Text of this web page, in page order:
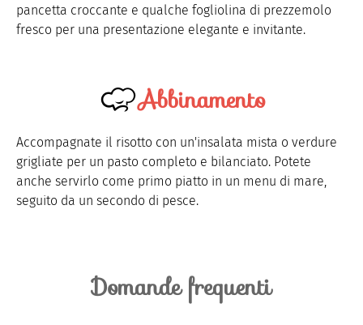
pancetta croccante e qualche fogliolina di prezzemolo
fresco per una presentazione elegante e invitante.
Abbinamento
Accompagnate il risotto con un'insalata mista o verdure
grigliate per un pasto completo e bilanciato. Potete
anche servirlo come primo piatto in un menu di mare,
seguito da un secondo di pesce.
Domande frequenti